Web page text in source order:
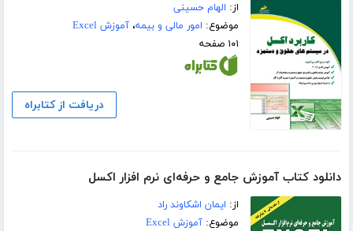
از: الهام حسینی
موضوع: امور مالی و بیمه،آموزش Excel
۱۰۱ صفحه
دریافت از کتابراه
دانلود کتاب آموزش جامع و حرفه‌ای نرم افزار اکسل
از: ایمان اشکاوند راد
موضوع:آموزش Excel